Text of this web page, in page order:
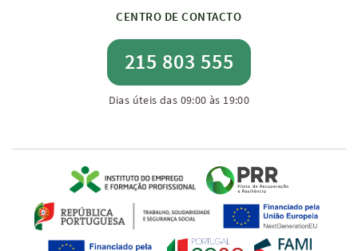
CENTRO DE CONTACTO
215 803 555
Dias úteis das 09:00 às 19:00